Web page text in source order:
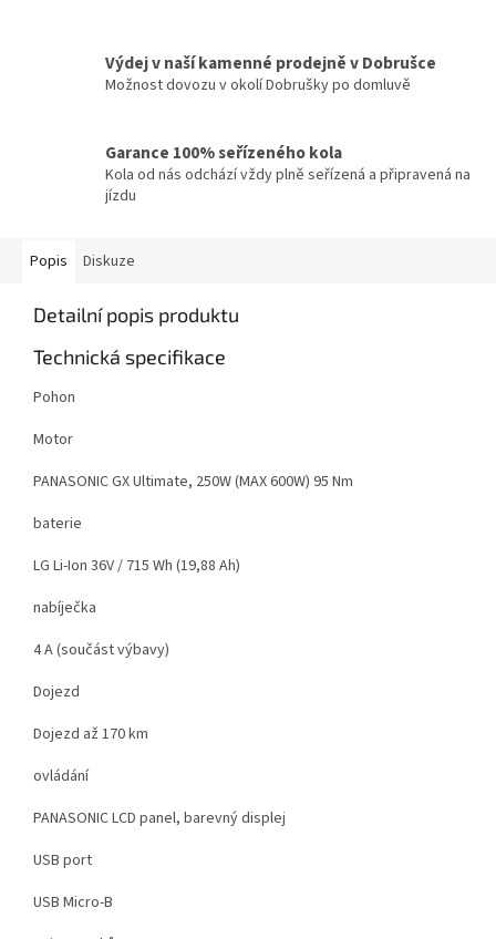
Výdej v naší kamenné prodejně v Dobrušce
Možnost dovozu v okolí Dobrušky po domluvě
Garance 100% seřízeného kola
Kola od nás odchází vždy plně seřízená a připravená na
jízdu
Popis Diskuze
Detailní popis produktu
Technická specifikace
Pohon
Motor
PANASONIC GX Ultimate, 250W (MAX 600W) 95 Nm
baterie
LG Li-Ion 36V / 715 Wh (19,88 Ah)
nabíječka
4 A (součást výbavy)
Dojezd
Dojezd až 170 km
ovládání
PANASONIC LCD panel, barevný displej
USB port
USB Micro-B